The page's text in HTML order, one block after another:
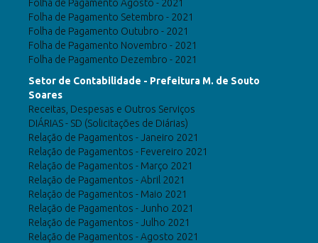
Folha de Pagamento Agosto - 2021
Folha de Pagamento Setembro - 2021
Folha de Pagamento Outubro - 2021
Folha de Pagamento Novembro - 2021
Folha de Pagamento Dezembro - 2021
Setor de Contabilidade - Prefeitura M. de Souto
Soares
Receitas, Despesas e Outros Serviços
DIÁRIAS - SD (Solicitações de Diárias)
Relação de Pagamentos - Janeiro 2021
Relação de Pagamentos - Fevereiro 2021
Relação de Pagamentos - Março 2021
Relação de Pagamentos - Abril 2021
Relação de Pagamentos - Maio 2021
Relação de Pagamentos - Junho 2021
Relação de Pagamentos - Julho 2021
Relação de Pagamentos - Agosto 2021